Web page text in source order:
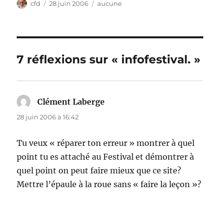
Auteur
cfd
Publié
28 juin 2006 Catégories
aucune
7 réflexions sur « infofestival. »
Clément Laberge
28 juin 2006 à 16:42
Tu veux « réparer ton erreur » montrer à quel
point tu es attaché au Festival et démontrer à
quel point on peut faire mieux que ce site?
Mettre l’épaule à la roue sans « faire la leçon »?